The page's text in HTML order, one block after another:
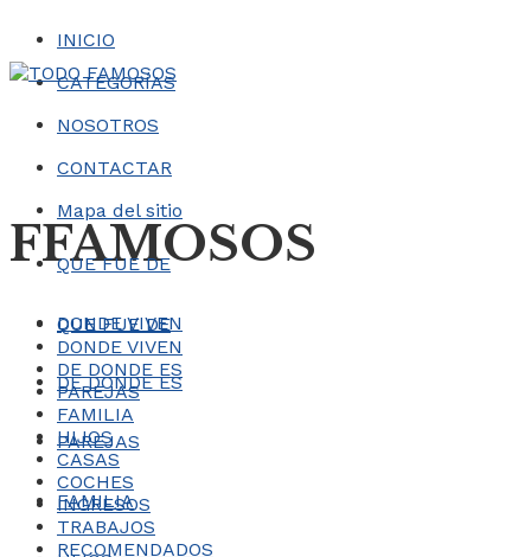
INICIO
CATEGORÍAS
NOSOTROS
CONTACTAR
Mapa del sitio
FFAMOSOS
QUE FUE DE
DONDE VIVEN
DE DONDE ES
PAREJAS
FAMILIA
QUE FUE DE
DONDE VIVEN
DE DONDE ES
PAREJAS
FAMILIA
HIJOS
CASAS
COCHES
INGRESOS
TRABAJOS
RECOMENDADOS